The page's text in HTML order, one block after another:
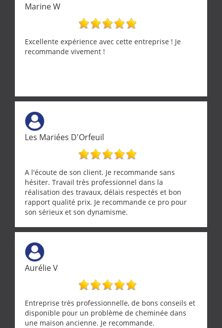
Marine W
Excellente expérience avec cette entreprise ! Je
recommande vivement !
Les Mariées D'Orfeuil
A l'écoute de son client. Je recommande sans
hésiter. Travail très professionnel dans la
réalisation des travaux, délais respectés et bon
rapport qualité prix. Je recommande ce pro pour
son sérieux et son dynamisme.
Aurélie V
Entreprise très professionnelle, de bons conseils et
disponible pour un problème de cheminée dans
une maison ancienne. Je recommande.